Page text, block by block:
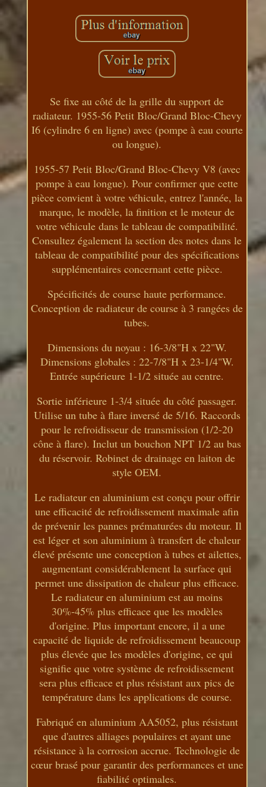
Se fixe au côté de la grille du support de
radiateur. 1955-56 Petit Bloc/Grand Bloc-Chevy
I6 (cylindre 6 en ligne) avec (pompe à eau courte
ou longue).
1955-57 Petit Bloc/Grand Bloc-Chevy V8 (avec
pompe à eau longue). Pour confirmer que cette
pièce convient à votre véhicule, entrez l'année, la
marque, le modèle, la finition et le moteur de
votre véhicule dans le tableau de compatibilité.
Consultez également la section des notes dans le
tableau de compatibilité pour des spécifications
supplémentaires concernant cette pièce.
Spécificités de course haute performance.
Conception de radiateur de course à 3 rangées de
tubes.
Dimensions du noyau : 16-3/8"H x 22"W.
Dimensions globales : 22-7/8"H x 23-1/4"W.
Entrée supérieure 1-1/2 située au centre.
Sortie inférieure 1-3/4 située du côté passager.
Utilise un tube à flare inversé de 5/16. Raccords
pour le refroidisseur de transmission (1/2-20
cône à flare). Inclut un bouchon NPT 1/2 au bas
du réservoir. Robinet de drainage en laiton de
style OEM.
Le radiateur en aluminium est conçu pour offrir
une efficacité de refroidissement maximale afin
de prévenir les pannes prématurées du moteur. Il
est léger et son aluminium à transfert de chaleur
élevé présente une conception à tubes et ailettes,
augmentant considérablement la surface qui
permet une dissipation de chaleur plus efficace.
Le radiateur en aluminium est au moins
30%-45% plus efficace que les modèles
d'origine. Plus important encore, il a une
capacité de liquide de refroidissement beaucoup
plus élevée que les modèles d'origine, ce qui
signifie que votre système de refroidissement
sera plus efficace et plus résistant aux pics de
température dans les applications de course.
Fabriqué en aluminium AA5052, plus résistant
que d'autres alliages populaires et ayant une
résistance à la corrosion accrue. Technologie de
cœur brasé pour garantir des performances et une
fiabilité optimales.